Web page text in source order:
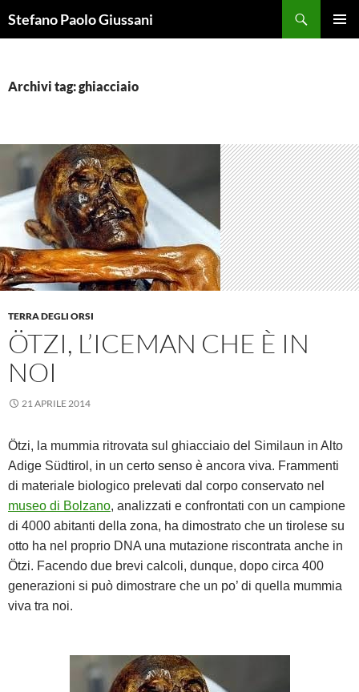
alStefano Paolo Giussani
Archivi tag: ghiacciaio
TERRA DEGLI ORSI
ÖTZI, L’ICEMAN CHE È IN
NOI
21 APRILE 2014
Ötzi, la mummia ritrovata sul ghiacciaio del Similaun in Alto
Adige Südtirol, in un certo senso è ancora viva. Frammenti
di materiale biologico prelevati dal corpo conservato nel
museo di Bolzano, analizzati e confrontati con un campione
di 4000 abitanti della zona, ha dimostrato che un tirolese su
otto ha nel proprio DNA una mutazione riscontrata anche in
Ötzi. Facendo due brevi calcoli, dunque, dopo circa 400
generazioni si può dimostrare che un po’ di quella mummia
viva tra noi.